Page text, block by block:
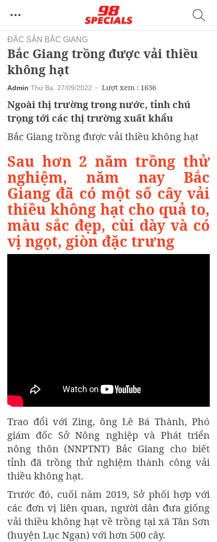
ĐẶC SẢN BẮC GIANG
Bắc Giang trồng được vải thiều
không hạt
Admin Thứ Ba, 27/09/2022 Lượt xem : 1636
Ngoài thị trường trong nước, tỉnh chú
trọng tới các thị trường xuất khẩu
Bắc Giang trồng được vải thiều không hạt
Sau hơn 2 năm trồng thử
nghiệm, năm nay Bắc
Giang đã có một số cây vải
thiều không hạt cho quả to,
màu sắc đẹp, cùi dày và có
vị ngọt, giòn đặc trưng
Trao đổi với Zing, ông Lê Bá Thành, Phó
giám đốc Sở Nông nghiệp và Phát triển
nông thôn (NNPTNT) Bắc Giang cho biết
tỉnh đã trồng thử nghiệm thành công vải
thiều không hạt.
Trước đó, cuối năm 2019, Sở phối hợp với
các đơn vị liên quan, người dân đưa giống
vải thiều không hạt về trồng tại xã Tân Sơn
(huyện Lục Ngạn) với hơn 500 cây.